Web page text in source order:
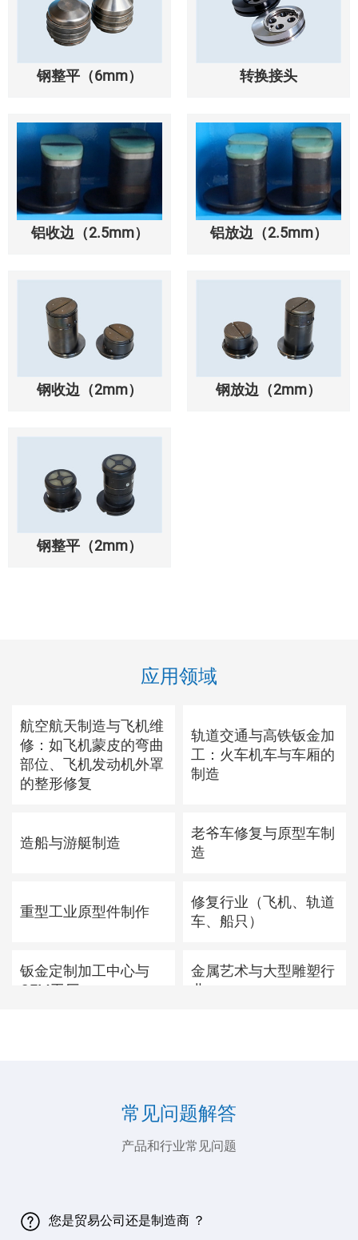
钢整平（6mm） 转换接头
铝收边（2.5mm） 铝放边（2.5mm）
钢收边（2mm） 钢放边（2mm）
钢整平（2mm）
应用领域
航空航天制造与飞机维
修：如飞机蒙皮的弯曲
部位、飞机发动机外罩
的整形修复
轨道交通与高铁钣金加
工：火车机车与车厢的
制造
造船与游艇制造
老爷车修复与原型车制
造
重型工业原型件制作
修复行业（飞机、轨道
车、船只）
钣金定制加工中心与
OEM工厂
金属艺术与大型雕塑行
业
常见问题解答
产品和行业常见问题
您是贸易公司还是制造商 ？